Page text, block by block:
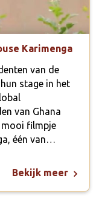
Karimenga
van de
stage in het
van Ghana
mooi filmpje
één van…
Bekijk meer